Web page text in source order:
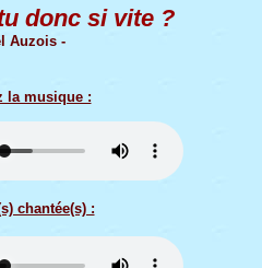
donc si vite ?
Auzois -
la musique :
chantée(s) :